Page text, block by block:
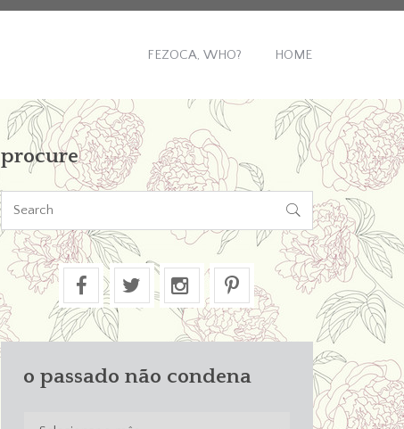
FEZOCA, WHO? HOME
procure

o passado não condena